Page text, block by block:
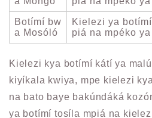
Botímí bw
a Mosóló
Kielezi ya
piá na mpéko
Kielezi kya botímí kátí ya
kiyíkala kwiya, mpe kielezi
na bato baye bakúndáká
ya botímí tosíla mpiá na